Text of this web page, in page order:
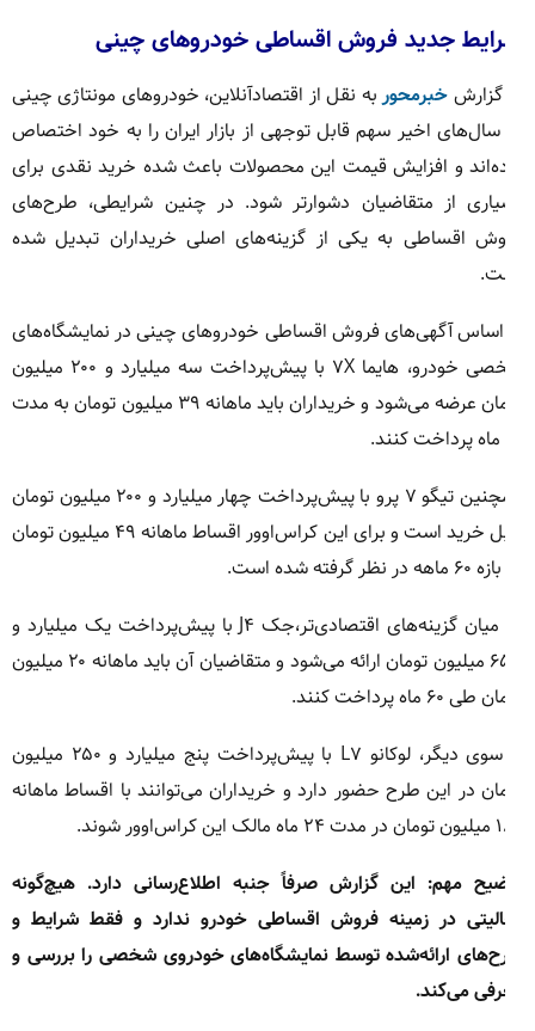
جدید فروش اقساطی خودروهای چینی
گزارشخبرمحوربه نقل از اقتصادآنلاین، خودروهای مونتاژی چینی
اخیر سهم قابل توجهی از بازار ایران را به خود اختصاص
و افزایش قیمت این محصولات باعث شده خرید نقدی برای
از متقاضیان دشوارتر شود. در چنین شرایطی، طرح‌های
اقساطی به یکی از گزینه‌های اصلی خریداران تبدیل شده
اساس آگهی‌های فروش اقساطی خودروهای چینی در نمایشگاه‌های
شخصی خودرو، هایما ۷X با پیش‌پرداخت سه میلیارد و ۲۰۰ میلیون
تومان عرضه می‌شود و خریداران باید ماهانه ۳۹ میلیون تومان به مدت
همچنین تیگو ۷ پرو با پیش‌پرداخت چهار میلیارد و ۲۰۰ میلیون تومان
قابل خرید است و برای این کراس‌اوور اقساط ماهانه ۴۹ میلیون تومان
در میان گزینه‌های اقتصادی‌تر،جک J۴ با پیش‌پرداخت یک میلیارد و
۶۵۵ میلیون تومان ارائه می‌شود و متقاضیان آن باید ماهانه ۲۰ میلیون
۶۰ ماه پرداخت کنند.
از سوی دیگر، لوکانو L۷ با پیش‌پرداخت پنج میلیارد و ۲۵۰ میلیون
در این طرح حضور دارد و خریداران می‌توانند با اقساط ماهانه
مهم: این گزارش صرفاً جنبه اطلاع‌رسانی دارد. هیچ‌گونه
در زمینه فروش اقساطی خودرو ندارد و فقط شرایط و
ارائه‌شده توسط نمایشگاه‌های خودروی شخصی را بررسی و
می‌کند.